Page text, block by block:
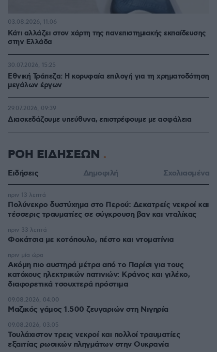
Κάτι αλλάζει στον χάρτη της πανεπιστημιακής εκπαίδευσης
στην Ελλάδα
03.08.2026, 11:06
Εθνική Τράπεζα: Η κορυφαία επιλογή για τη χρηματοδότηση
μεγάλων έργων
30.07.2026, 15:25
Διασκεδάζουμε υπεύθυνα, επιστρέφουμε με ασφάλεια
29.07.2026, 09:39
ΡΟΗ ΕΙΔΗΣΕΩΝ
Ειδήσεις Δημοφιλή Σχολιασμένα
Πολύνεκρο δυστύχημα στο Περού: Δεκατρείς νεκροί και
τέσσερις τραυματίες σε σύγκρουση βαν και νταλίκας
πριν 13 λεπτά
Φοκάτσια με κοτόπουλο, πέστο και ντοματίνια
πριν 33 λεπτά
Ακόμη πιο αυστηρά μέτρα από το Παρίσι για τους
κατόχους ηλεκτρικών πατινιών: Κράνος και γιλέκο,
διαφορετικά τσουχτερά πρόστιμα
πριν μία ώρα
Μαζικός γάμος 1.500 ζευγαριών στη Νιγηρία
09.08.2026, 04:00
Τουλάχιστον τρεις νεκροί και πολλοί τραυματίες
εξαιτίας ρωσικών πληγμάτων στην Ουκρανία
09.08.2026, 03:05